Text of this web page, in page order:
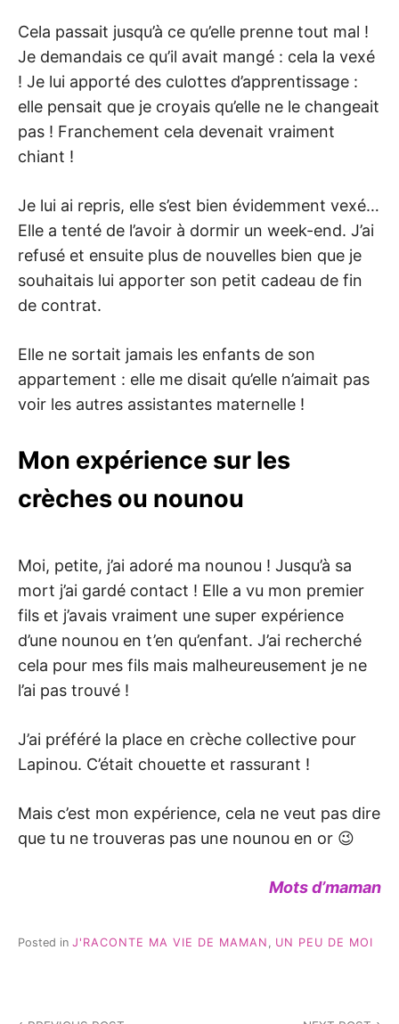
Cela passait jusqu’à ce qu’elle prenne tout mal !
Je demandais ce qu’il avait mangé : cela la vexé
! Je lui apporté des culottes d’apprentissage :
elle pensait que je croyais qu’elle ne le changeait
pas ! Franchement cela devenait vraiment
chiant !
Je lui ai repris, elle s’est bien évidemment vexé…
Elle a tenté de l’avoir à dormir un week-end. J’ai
refusé et ensuite plus de nouvelles bien que je
souhaitais lui apporter son petit cadeau de fin
de contrat.
Elle ne sortait jamais les enfants de son
appartement : elle me disait qu’elle n’aimait pas
voir les autres assistantes maternelle !
Mon expérience sur les
crèches ou nounou
Moi, petite, j’ai adoré ma nounou ! Jusqu’à sa
mort j’ai gardé contact ! Elle a vu mon premier
fils et j’avais vraiment une super expérience
d’une nounou en t’en qu’enfant. J’ai recherché
cela pour mes fils mais malheureusement je ne
l’ai pas trouvé !
J’ai préféré la place en crèche collective pour
Lapinou. C’était chouette et rassurant !
Mais c’est mon expérience, cela ne veut pas dire
que tu ne trouveras pas une nounou en or 😉
Mots d’maman
Posted in J'RACONTE MA VIE DE MAMAN , UN PEU DE MOI